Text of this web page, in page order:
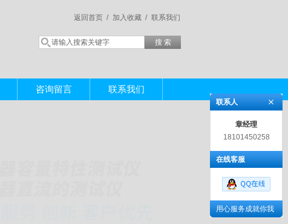
联系我们
加入收藏 /
返回首页 /
咨询留言 联系我们
联系人
章经理
18101450258
在线客服
用心服务成就你我